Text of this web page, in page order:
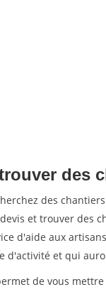
des
des
et trouver des
d'aide aux
d'activité et qui
de vous